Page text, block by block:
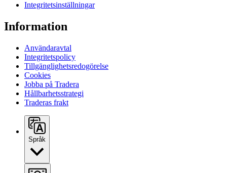
Integritetsinställningar
Information
Användaravtal
Integritetspolicy
Tillgänglighetsredogörelse
Cookies
Jobba på Tradera
Hållbarhetsstrategi
Traderas frakt
Språk